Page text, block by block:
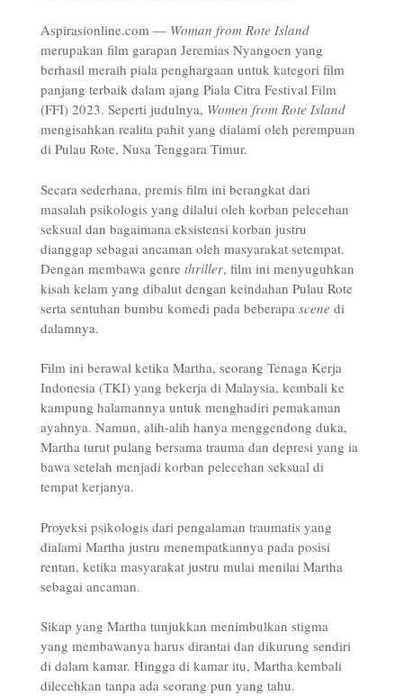
Aspirasionline.com — Woman from Rote Island
merupakan film garapan Jeremias Nyangoen yang
berhasil meraih piala penghargaan untuk kategori film
panjang terbaik dalam ajang Piala Citra Festival Film
(FFI) 2023. Seperti judulnya, Women from Rote Island
mengisahkan realita pahit yang dialami oleh perempuan
di Pulau Rote, Nusa Tenggara Timur.
Secara sederhana, premis film ini berangkat dari
masalah psikologis yang dilalui oleh korban pelecehan
seksual dan bagaimana eksistensi korban justru
dianggap sebagai ancaman oleh masyarakat setempat.
Dengan membawa genre thriller, film ini menyuguhkan
kisah kelam yang dibalut dengan keindahan Pulau Rote
serta sentuhan bumbu komedi pada beberapa scene di
dalamnya.
Film ini berawal ketika Martha, seorang Tenaga Kerja
Indonesia (TKI) yang bekerja di Malaysia, kembali ke
kampung halamannya untuk menghadiri pemakaman
ayahnya. Namun, alih-alih hanya menggendong duka,
Martha turut pulang bersama trauma dan depresi yang ia
bawa setelah menjadi korban pelecehan seksual di
tempat kerjanya.
Proyeksi psikologis dari pengalaman traumatis yang
dialami Martha justru menempatkannya pada posisi
rentan, ketika masyarakat justru mulai menilai Martha
sebagai ancaman.
Sikap yang Martha tunjukkan menimbulkan stigma
yang membawanya harus dirantai dan dikurung sendiri
di dalam kamar. Hingga di kamar itu, Martha kembali
dilecehkan tanpa ada seorang pun yang tahu.